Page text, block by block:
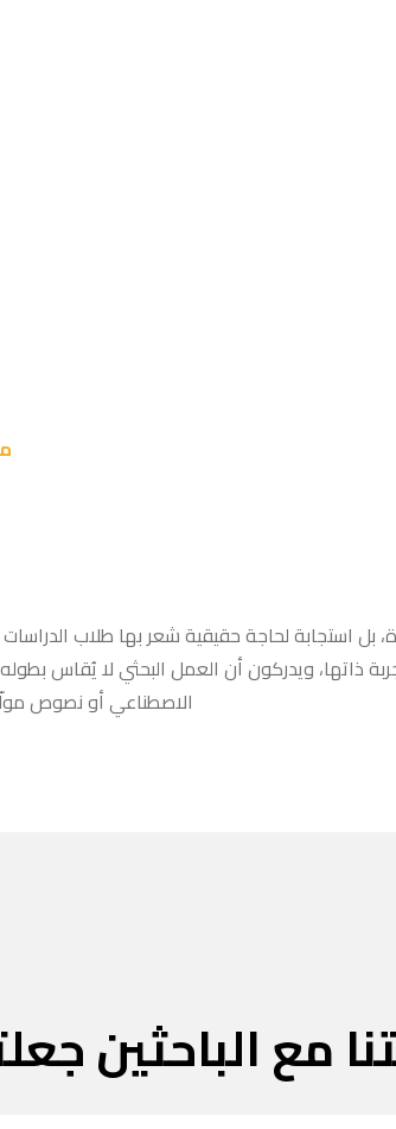
بل استجابة لحاجة حقيقية شعر بها طلاب
ذاتها، ويدركون أن العمل البحثي لا يُقاس
الاصطناعي أو نصوص
مع الباحثين